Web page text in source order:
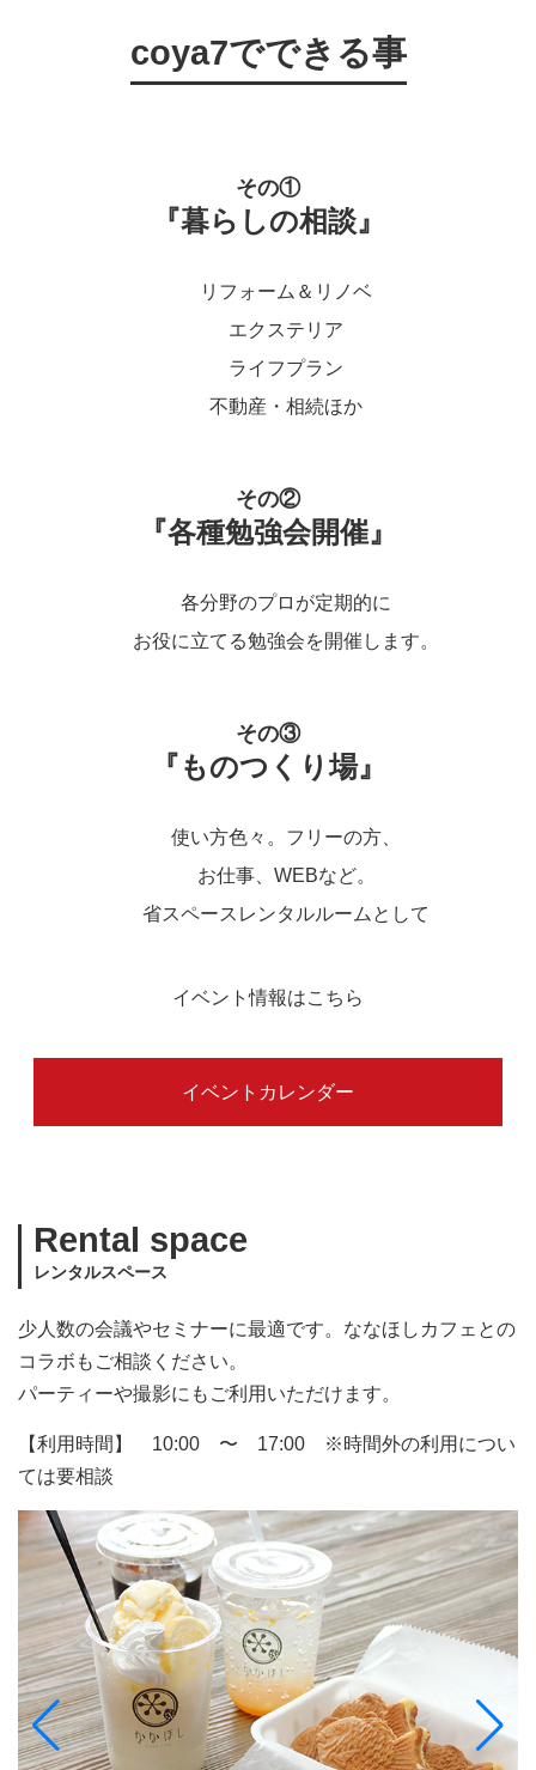
coya7でできる事
その①
『暮らしの相談』
リフォーム＆リノベ
エクステリア
ライフプラン
不動産・相続ほか
その②
『各種勉強会開催』
各分野のプロが定期的に
お役に立てる勉強会を開催します。
その③
『ものつくり場』
使い方色々。フリーの方、
お仕事、WEBなど。
省スペースレンタルルームとして
イベント情報はこちら
イベントカレンダー
Rental space
レンタルスペース
少人数の会議やセミナーに最適です。ななほしカフェとの
コラボもご相談ください。
パーティーや撮影にもご利用いただけます。
【利用時間】 10:00 〜 17:00 ※時間外の利用につい
ては要相談